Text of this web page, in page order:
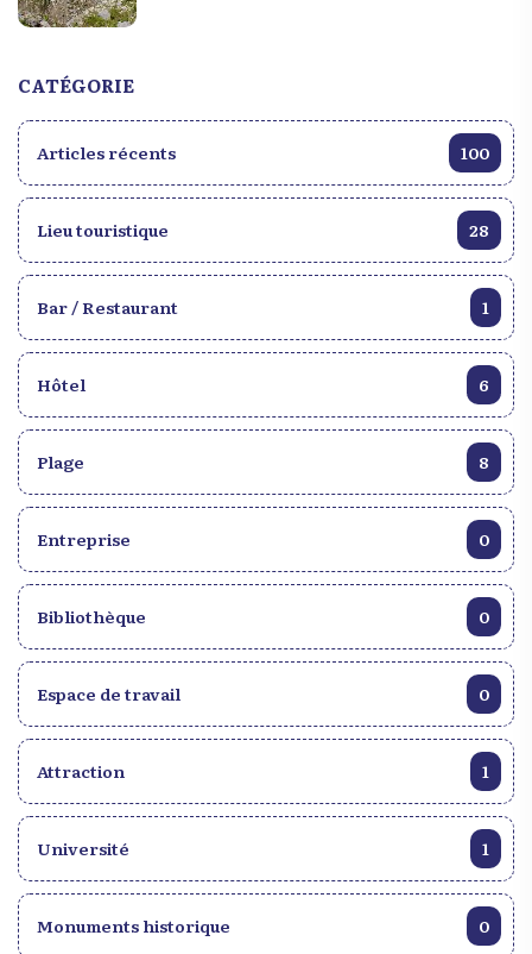
CATÉGORIE
Articles récents 100
Lieu touristique 28
Bar / Restaurant 1
Hôtel 6
Plage 8
Entreprise 0
Bibliothèque 0
Espace de travail 0
Attraction 1
Université 1
Monuments historique 0